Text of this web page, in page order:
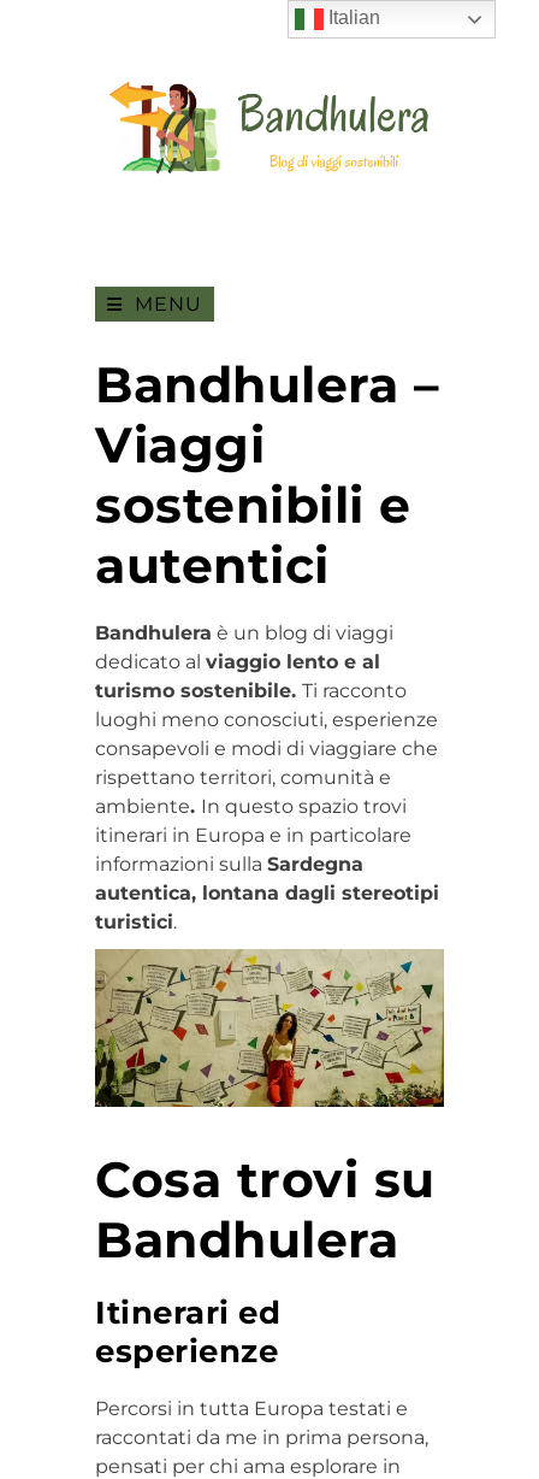
MENU
Bandhulera –
Viaggi
sostenibili e
autentici
Bandhulera è un blog di viaggi
dedicato al viaggio lento e al
turismo sostenibile. Ti racconto
luoghi meno conosciuti, esperienze
consapevoli e modi di viaggiare che
rispettano territori, comunità e
ambiente. In questo spazio trovi
itinerari in Europa e in particolare
informazioni sulla Sardegna
autentica, lontana dagli stereotipi
turistici.
Cosa trovi su
Bandhulera
Itinerari ed
esperienze
Percorsi in tutta Europa testati e
raccontati da me in prima persona,
pensati per chi ama esplorare in
Italian